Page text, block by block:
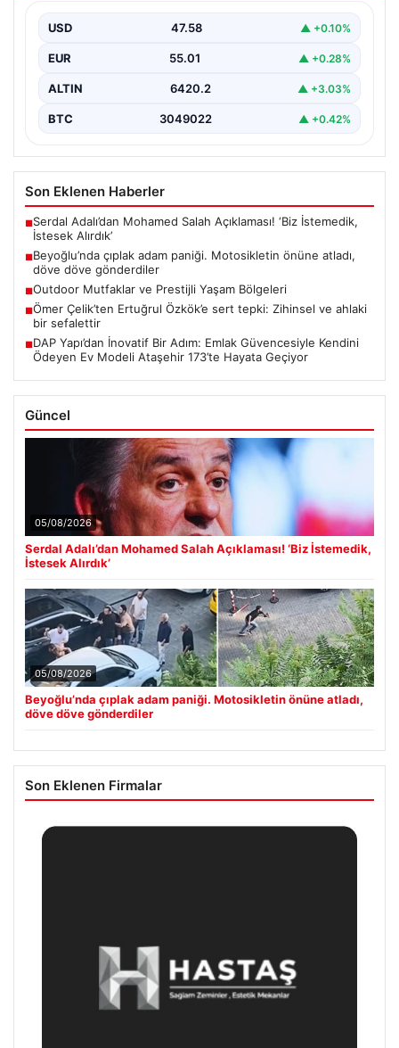
{"title": "Beyoğlu'nda Çıplak Adamın Panik Yaratan
yaşanan olay,…
USD 47.58 ▲ +0.10%
EUR 55.01 ▲ +0.28%
ALTIN 6420.2 ▲ +3.03%
BTC 3049022 ▲ +0.42%
Son Eklenen Haberler
■Serdal Adalı’dan Mohamed Salah Açıklaması! ‘Biz İstemedik,
İstesek Alırdık’
■Beyoğlu’nda çıplak adam paniği. Motosikletin önüne atladı,
döve döve gönderdiler
■Outdoor Mutfaklar ve Prestijli Yaşam Bölgeleri
■Ömer Çelik’ten Ertuğrul Özkök’e sert tepki: Zihinsel ve ahlaki
bir sefalettir
■DAP Yapı’dan İnovatif Bir Adım: Emlak Güvencesiyle Kendini
Ödeyen Ev Modeli Ataşehir 173’te Hayata Geçiyor
Güncel
05/08/2026
Serdal Adalı’dan Mohamed Salah Açıklaması! ‘Biz İstemedik,
İstesek Alırdık’
05/08/2026
Beyoğlu’nda çıplak adam paniği. Motosikletin önüne atladı,
döve döve gönderdiler
Son Eklenen Firmalar